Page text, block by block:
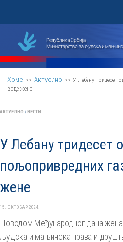
Хоме >> Актуелно >> У Лебану тридесет
воде жене
АКТУЕЛНО /ВЕСТИ
У Лебану тридесет
пољопривредних
жене
15. ОКТОБАР 2024.
Поводом Међународног дана жена
људска и мањинска права и